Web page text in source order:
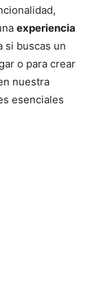
experiencia
si buscas un
o para crear
nuestra
esenciales